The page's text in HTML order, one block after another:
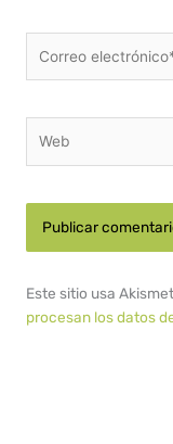
electrónico*
Este sitio usa
procesan los datos